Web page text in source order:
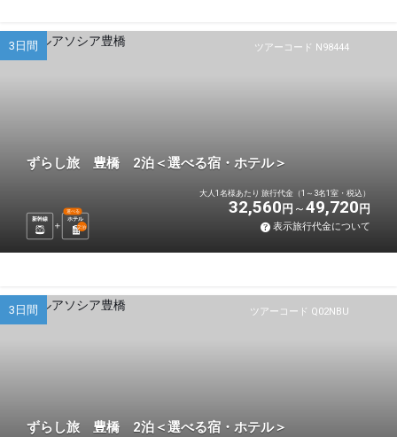
ツアーコード N98444
3日間
ずらし旅 豊橋 2泊＜選べる宿・ホテル＞
新幹線 ホテル
選べる
2泊
大人1名様あたり 旅行代金（1～3名1室・税込）
32,560 円 49,720 円
表示旅行代金について
ツアーコード Q02NBU
3日間
ずらし旅 豊橋 2泊＜選べる宿・ホテル＞